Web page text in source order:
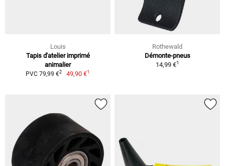
Louis
Tapis d'atelier imprimé
animalier
PVC 79,99 €2 49,90 €1
Rothewald
Démonte-pneus
14,99 €1